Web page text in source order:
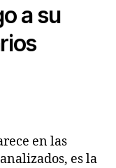
a su
en las
es la